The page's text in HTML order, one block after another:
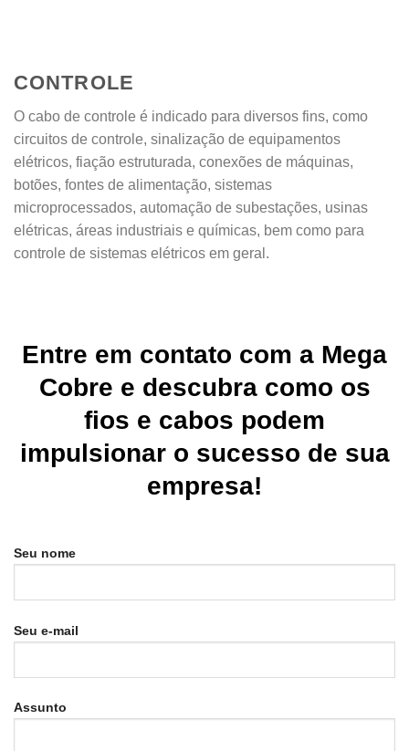
CONTROLE
O cabo de controle é indicado para diversos fins, como
circuitos de controle, sinalização de equipamentos
elétricos, fiação estruturada, conexões de máquinas,
botões, fontes de alimentação, sistemas
microprocessados, automação de subestações, usinas
elétricas, áreas industriais e químicas, bem como para
controle de sistemas elétricos em geral.
Entre em contato com a Mega
Cobre e descubra como os
fios e cabos podem
impulsionar o sucesso de sua
empresa!
Seu nome
Seu e-mail
Assunto